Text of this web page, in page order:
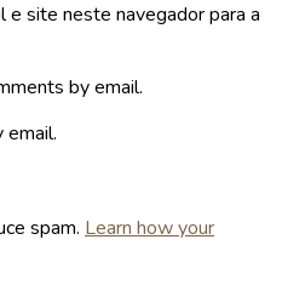
e site neste navegador para a
by email.
spam. Learn how your